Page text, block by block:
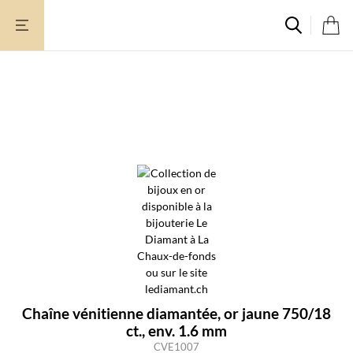
Chaîne vénitienne diamantée, or jaune 750/18
ct., env. 1.6 mm
CVE1007